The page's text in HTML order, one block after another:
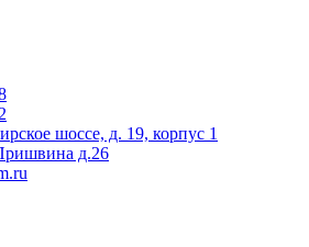
шоссе, д. 19, корпус 1
д.26